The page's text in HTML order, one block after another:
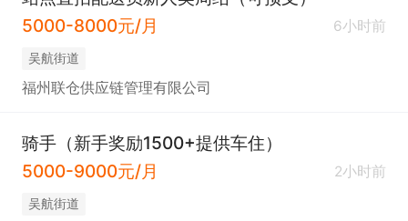
5000-8000元/月
6小时前
吴航街道
福州联仓供应链管理有限公司
骑手（新手奖励1500+提供车住）
5000-9000元/月
2小时前
吴航街道